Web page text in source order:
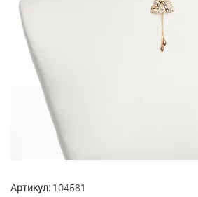
Артикул: 104581